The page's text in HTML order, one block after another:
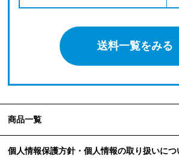
送料一覧をみる
商品一覧
個人情報保護方針・個人情報の取り扱いにつ